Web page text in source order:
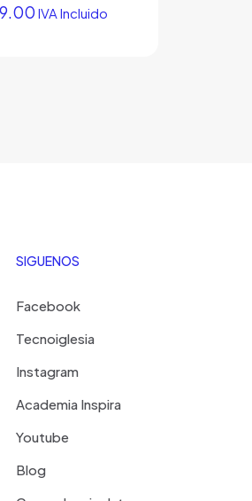
IVA Incluido
SIGUENOS
Facebook
Tecnoiglesia
Instagram
Academia Inspira
Youtube
Blog